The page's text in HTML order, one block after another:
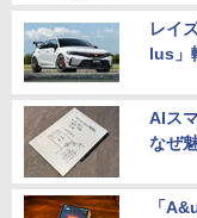
レイ
lus」
AIス
なぜ
「